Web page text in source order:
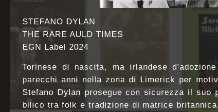
STEFANO DYLAN
THE RARE AULD TIMES
EGN Label 2024
Torinese di nascita, ma irlandese
parecchi anni nella zona di Limerick per
Stefano Dylan prosegue con sicurezza il suo
bilico tra folk e tradizione di matrice